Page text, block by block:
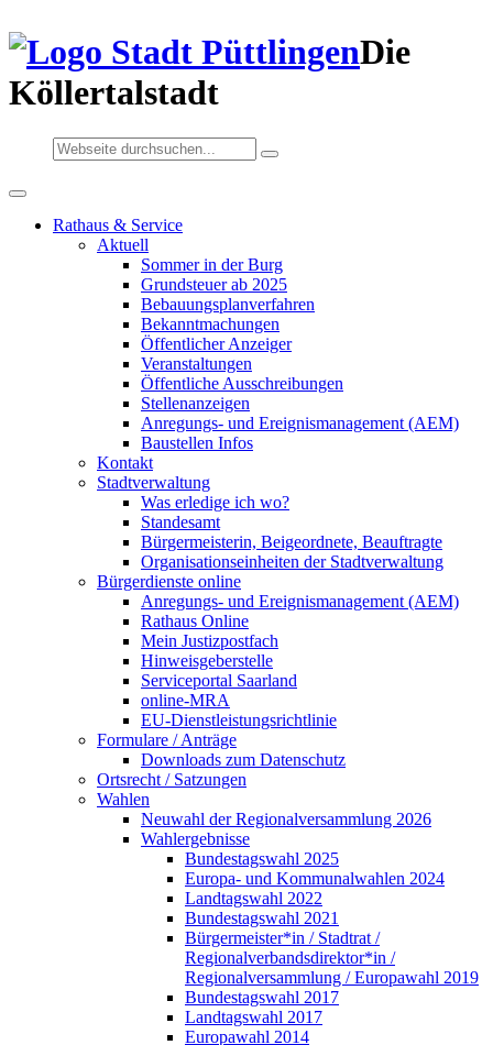
Die
Köllertalstadt
Rathaus & Service
Aktuell
Sommer in der Burg
Grundsteuer ab 2025
Bebauungsplanverfahren
Bekanntmachungen
Öffentlicher Anzeiger
Veranstaltungen
Öffentliche Ausschreibungen
Stellenanzeigen
Anregungs- und Ereignismanagement (AEM)
Baustellen Infos
Kontakt
Stadtverwaltung
Was erledige ich wo?
Standesamt
Bürgermeisterin, Beigeordnete, Beauftragte
Organisationseinheiten der Stadtverwaltung
Bürgerdienste online
Anregungs- und Ereignismanagement (AEM)
Rathaus Online
Mein Justizpostfach
Hinweisgeberstelle
Serviceportal Saarland
online-MRA
EU-Dienstleistungsrichtlinie
Formulare / Anträge
Downloads zum Datenschutz
Ortsrecht / Satzungen
Wahlen
Neuwahl der Regionalversammlung 2026
Wahlergebnisse
Bundestagswahl 2025
Europa- und Kommunalwahlen 2024
Landtagswahl 2022
Bundestagswahl 2021
Bürgermeister*in / Stadtrat /
Regionalverbandsdirektor*in /
Regionalversammlung / Europawahl 2019
Bundestagswahl 2017
Landtagswahl 2017
Europawahl 2014